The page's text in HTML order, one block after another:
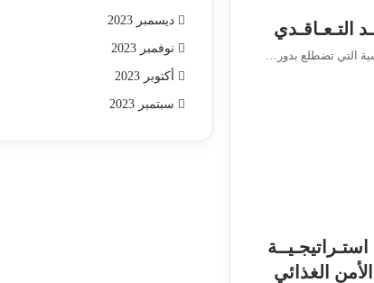
التـعـاقـدي
التي تضطلع بدور…
الأمن الغذائي
ديسمبر 2023
نوفمبر 2023
أكتوبر 2023
سبتمبر 2023